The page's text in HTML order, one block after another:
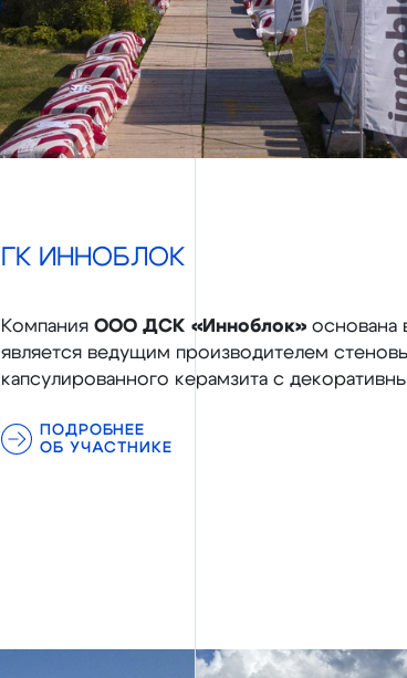
ГК ИННОБЛОК
Компания ООО ДСК «Инноблок» основана
является ведущим производителем
капсулированного керамзита с
ПОДРОБНЕЕ
ОБ УЧАСТНИКЕ